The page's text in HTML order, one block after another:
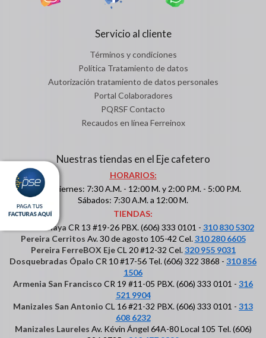
Servicio al cliente
Términos y condiciones
Política Tratamiento de datos
Autorización tratamiento de datos personales
Portal Colaboradores
PQRSF Contacto
Recaudos en línea Ferreinox
Nuestras tiendas en el Eje cafetero
HORARIOS:
Lunes a viernes: 7:30 A.M. - 12:00 M. y 2:00 P.M. - 5:00 P.M.
Sábados: 7:30 A.M. a 12:00 M.
TIENDAS:
Pereira Olaya CR 13 #19-26 PBX. (606) 333 0101 - 310 830 5302
Pereira Cerritos Av. 30 de agosto 105-42 Cel.310 280 6605
Pereira FerreBOX EjeCL 20 #12-32 Cel.320 955 9031
Dosquebradas Ópalo CR 10 #17-56 Tel. (606) 322 3868 - 310 856
1506
Armenia San Francisco CR 19 #11-05 PBX. (606) 333 0101 - 316
521 9904
Manizales San Antonio CL 16 #21-32 PBX. (606) 333 0101 - 313
608 6232
Manizales Laureles Av. Kévin Ángel 64A-80 Local 105 Tel. (606)